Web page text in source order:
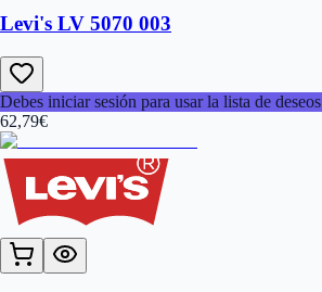
Levi's LV 5070 003
Debes iniciar sesión para usar la lista de deseos
62,79€